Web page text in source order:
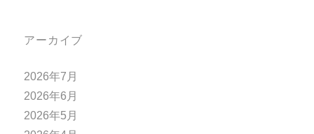
アーカイブ
2026年7月
2026年6月
2026年5月